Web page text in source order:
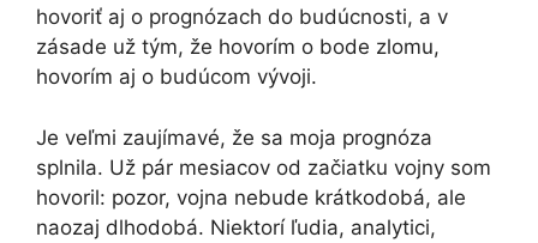
hovoriť aj o prognózach do budúcnosti, a v
zásade už tým, že hovorím o bode zlomu,
hovorím aj o budúcom vývoji.
Je veľmi zaujímavé, že sa moja prognóza
splnila. Už pár mesiacov od začiatku vojny som
hovoril: pozor, vojna nebude krátkodobá, ale
naozaj dlhodobá. Niektorí ľudia, analytici,